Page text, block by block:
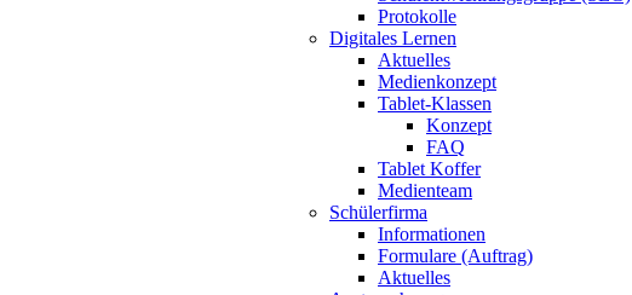
Protokolle
Digitales Lernen
Aktuelles
Medienkonzept
Tablet-Klassen
Konzept
FAQ
Tablet Koffer
Medienteam
Schülerfirma
Informationen
Formulare (Auftrag)
Aktuelles